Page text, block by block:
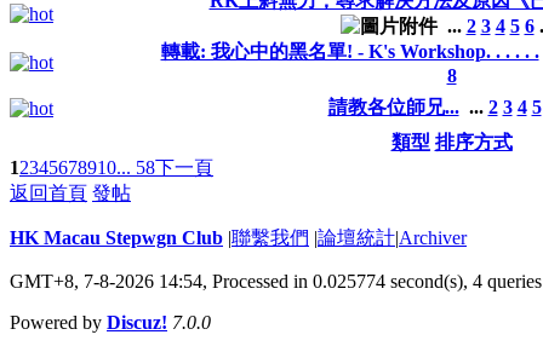
... 2 3 4 5 6
轉載: 我心中的黑名單! - K's Workshop. . . . . .
8
請教各位師兄... ... 2 3 4 5
類型 排序方式
12345678910... 58下一頁
返回首頁 發帖
HK Macau Stepwgn Club |聯繫我們 |論壇統計|Archiver
GMT+8, 7-8-2026 14:54, Processed in 0.025774 second(s), 4 queries
Powered by Discuz! 7.0.0